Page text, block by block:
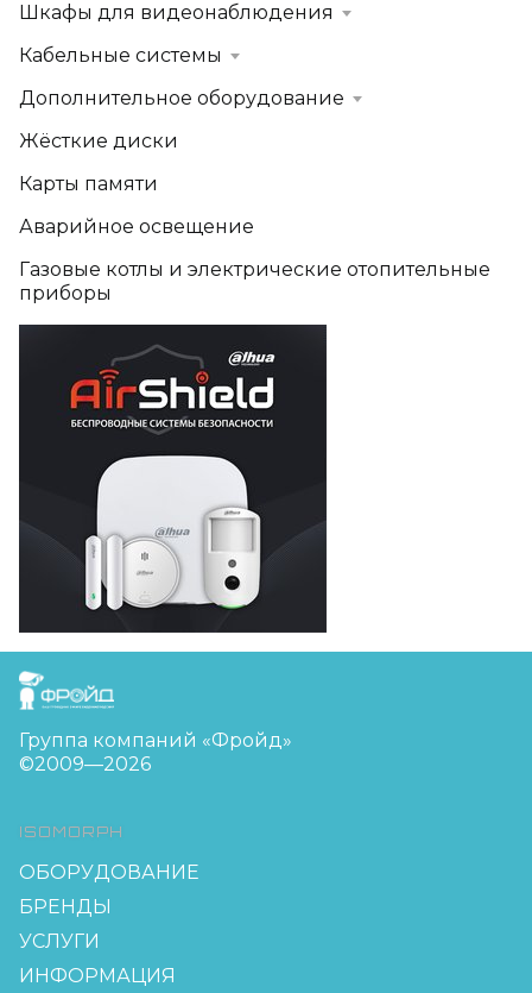
Шкафы для видеонаблюдения
Кабельные системы
Дополнительное оборудование
Жёсткие диски
Карты памяти
Аварийное освещение
Газовые котлы и электрические отопительные
приборы
FreudGroup
Группа компаний «Фройд»
©2009—2026
ISOMORPH
ОБОРУДОВАНИЕ
БРЕНДЫ
УСЛУГИ
ИНФОРМАЦИЯ